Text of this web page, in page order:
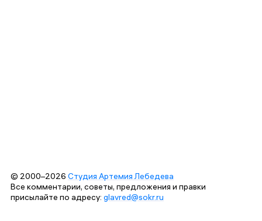
© 2000–2026 Студия Артемия Лебедева
Все комментарии, советы, предложения и правки
присылайте по адресу: glavred@sokr.ru